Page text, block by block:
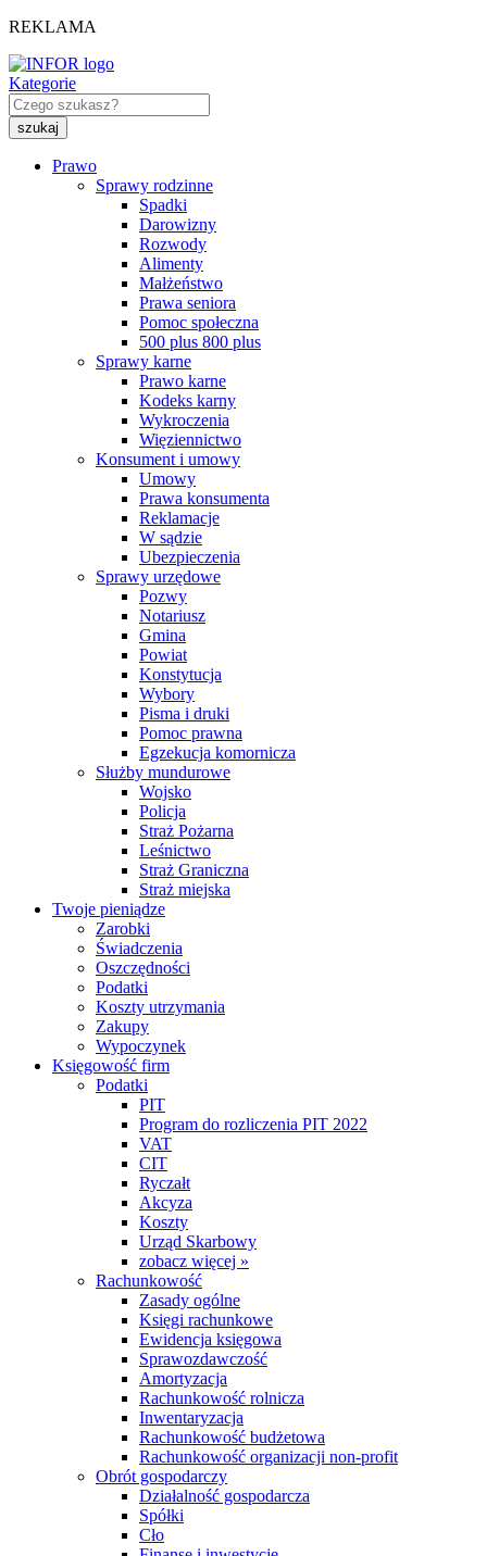
REKLAMA
Kategorie
Prawo
Sprawy rodzinne
Spadki
Darowizny
Rozwody
Alimenty
Małżeństwo
Prawa seniora
Pomoc społeczna
500 plus 800 plus
Sprawy karne
Prawo karne
Kodeks karny
Wykroczenia
Więziennictwo
Konsument i umowy
Umowy
Prawa konsumenta
Reklamacje
W sądzie
Ubezpieczenia
Sprawy urzędowe
Pozwy
Notariusz
Gmina
Powiat
Konstytucja
Wybory
Pisma i druki
Pomoc prawna
Egzekucja komornicza
Służby mundurowe
Wojsko
Policja
Straż Pożarna
Leśnictwo
Straż Graniczna
Straż miejska
Twoje pieniądze
Zarobki
Świadczenia
Oszczędności
Podatki
Koszty utrzymania
Zakupy
Wypoczynek
Księgowość firm
Podatki
PIT
Program do rozliczenia PIT 2022
VAT
CIT
Ryczałt
Akcyza
Koszty
Urząd Skarbowy
zobacz więcej »
Rachunkowość
Zasady ogólne
Księgi rachunkowe
Ewidencja księgowa
Sprawozdawczość
Amortyzacja
Rachunkowość rolnicza
Inwentaryzacja
Rachunkowość budżetowa
Rachunkowość organizacji non-profit
Obrót gospodarczy
Działalność gospodarcza
Spółki
Cło